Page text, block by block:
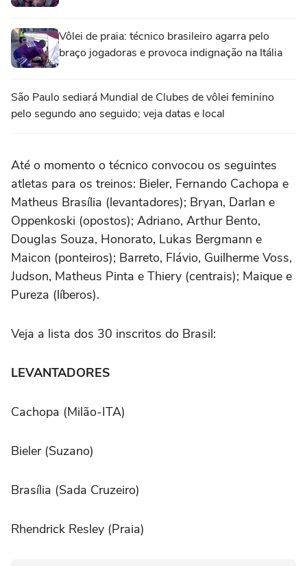
Vôlei de praia: técnico brasileiro agarra pelo
braço jogadoras e provoca indignação na Itália
São Paulo sediará Mundial de Clubes de vôlei feminino
pelo segundo ano seguido; veja datas e local
Até o momento o técnico convocou os seguintes
atletas para os treinos: Bieler, Fernando Cachopa e
Matheus Brasília (levantadores); Bryan, Darlan e
Oppenkoski (opostos); Adriano, Arthur Bento,
Douglas Souza, Honorato, Lukas Bergmann e
Maicon (ponteiros); Barreto, Flávio, Guilherme Voss,
Judson, Matheus Pinta e Thiery (centrais); Maique e
Pureza (líberos).
Veja a lista dos 30 inscritos do Brasil:
LEVANTADORES
Cachopa (Milão-ITA)
Bieler (Suzano)
Brasília (Sada Cruzeiro)
Rhendrick Resley (Praia)